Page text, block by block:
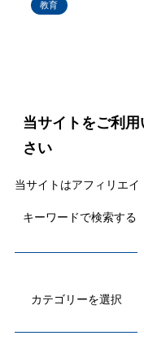
教育
当サイトをご利
さい
当サイトはアフィリエ